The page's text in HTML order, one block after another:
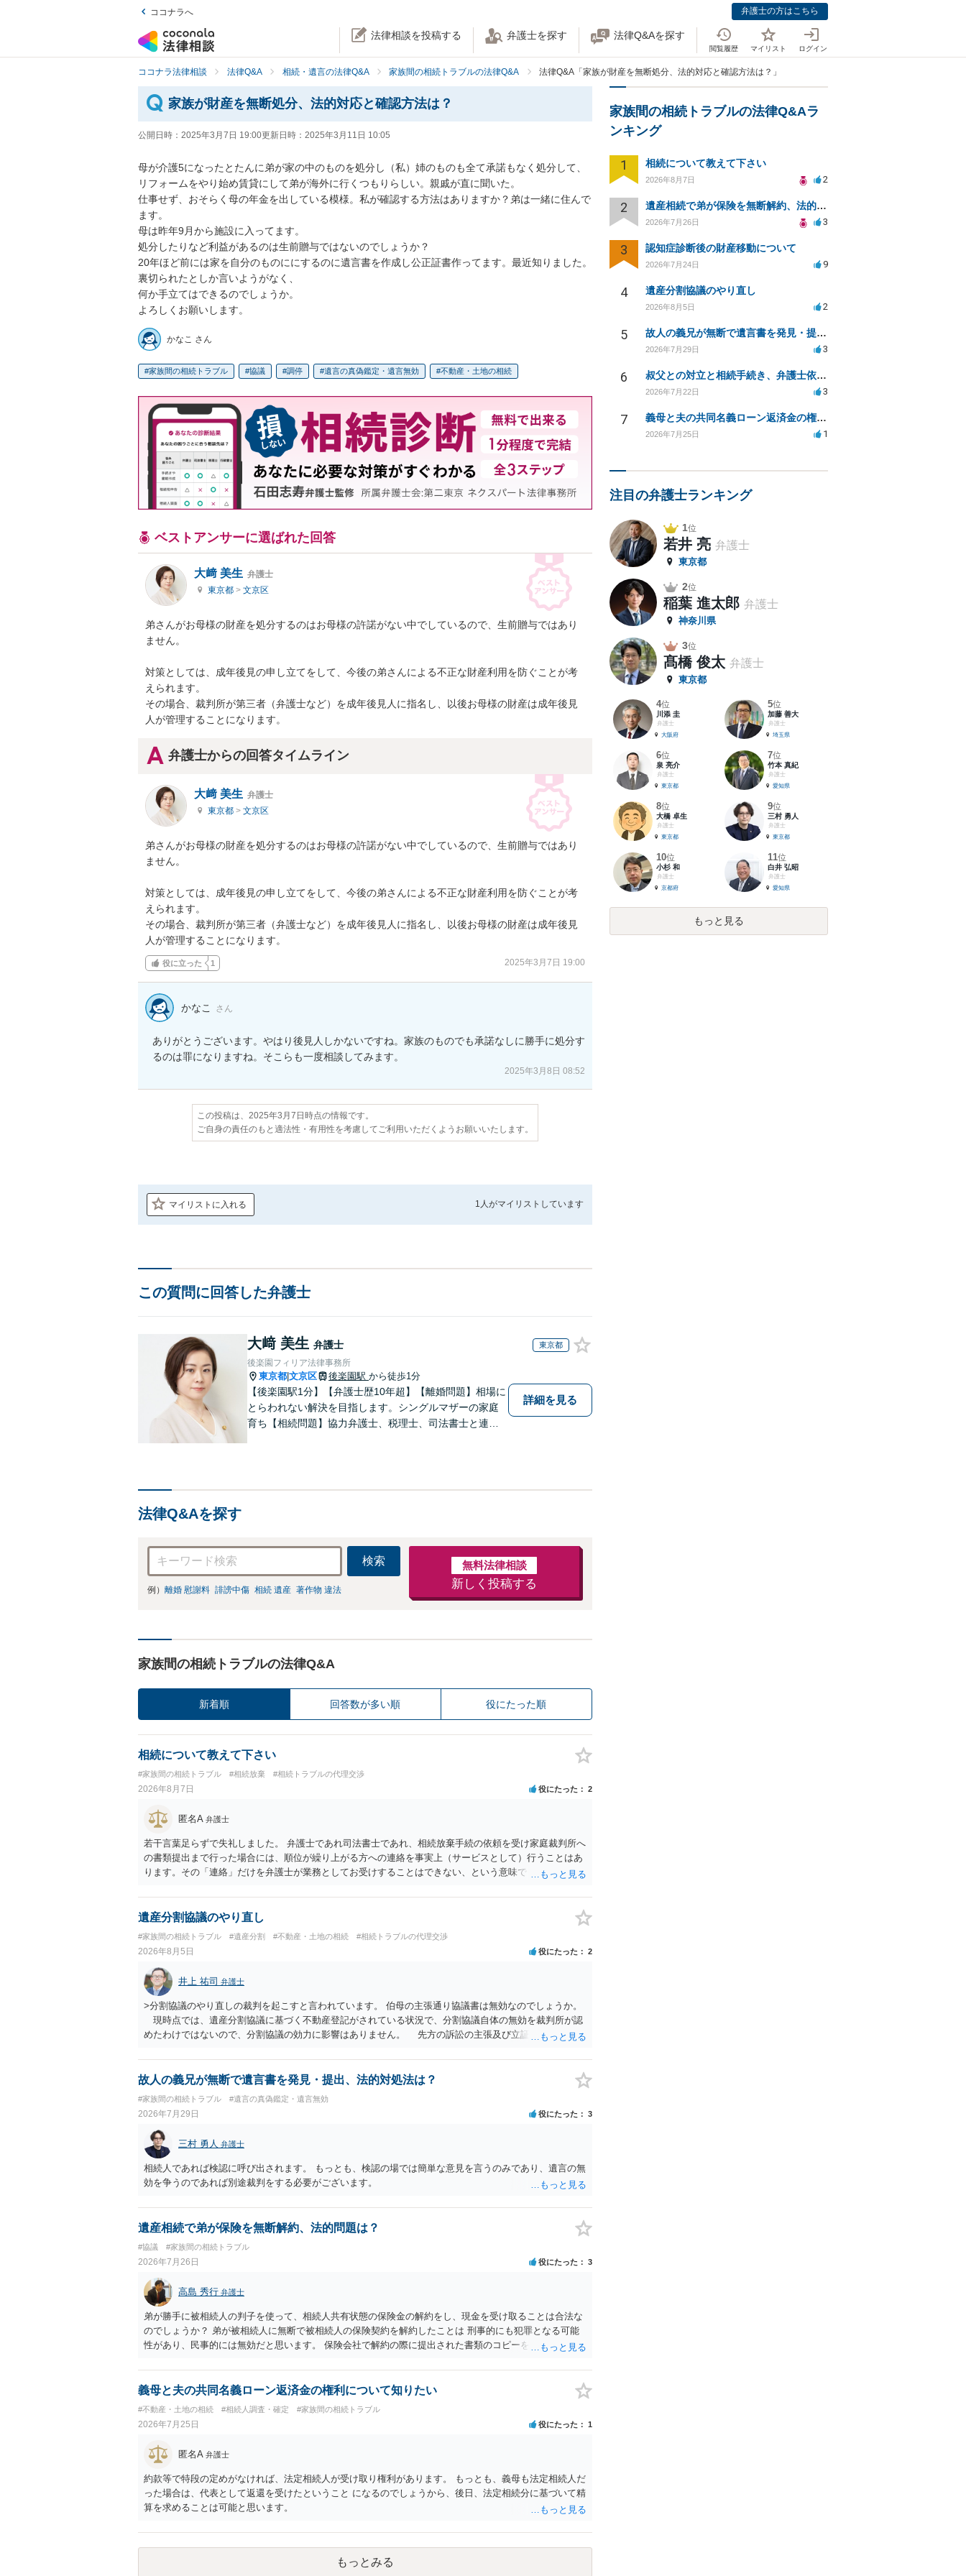
ココナラへ 弁護士の方はこちら
法律相談を投稿する 弁護士を探す 法律Q&Aを探す
閲覧履歴 マイリスト ログイン
ココナラ法律相談 法律Q&A 相続・遺言の法律Q&A 家族間の相続トラブルの法律Q&A 法律Q&A「家族が財産を無断処分、法的対応と確認方法は？」
家族が財産を無断処分、法的対応と確認方法は？
公開日時： 2025年3月7日 19:00更新日時： 2025年3月11日 10:05
母が介護5になったとたんに弟が家の中のものを処分し（私）姉のものも全て承諾もなく処分して、
リフォームをやり始め賃貸にして弟が海外に行くつもりらしい。親戚が直に聞いた。
仕事せず、おそらく母の年金を出している模様。私が確認する方法はありますか？弟は一緒に住んで
ます。
母は昨年9月から施設に入ってます。
処分したりなど利益があるのは生前贈与ではないのでしょうか？
20年ほど前には家を自分のものににするのに遺言書を作成し公正証書作ってます。最近知りました。
裏切られたとしか言いようがなく、
何か手立てはできるのでしょうか。
よろしくお願いします。
かなこ さん
家族間の相続トラブル 協議 調停 遺言の真偽鑑定・遺言無効 不動産・土地の相続
ベストアンサーに選ばれた回答
大﨑 美生 弁護士
東京都 > 文京区
弟さんがお母様の財産を処分するのはお母様の許諾がない中でしているので、生前贈与ではあり
ません。
対策としては、成年後見の申し立てをして、今後の弟さんによる不正な財産利用を防ぐことが考
えられます。
その場合、裁判所が第三者（弁護士など）を成年後見人に指名し、以後お母様の財産は成年後見
人が管理することになります。
弁護士からの回答タイムライン
大﨑 美生 弁護士
東京都 > 文京区
弟さんがお母様の財産を処分するのはお母様の許諾がない中でしているので、生前贈与ではあり
ません。
対策としては、成年後見の申し立てをして、今後の弟さんによる不正な財産利用を防ぐことが考
えられます。
その場合、裁判所が第三者（弁護士など）を成年後見人に指名し、以後お母様の財産は成年後見
人が管理することになります。
役に立った 1 2025年3月7日 19:00
かなこ さん
ありがとうございます。やはり後見人しかないですね。家族のものでも承諾なしに勝手に処分す
るのは罪になりますね。そこらも一度相談してみます。
2025年3月8日 08:52
この投稿は、2025年3月7日時点の情報です。
ご自身の責任のもと適法性・有用性を考慮してご利用いただくようお願いいたします。
マイリストに入れる 1人がマイリストしています
この質問に回答した弁護士
大﨑 美生 弁護士 東京都
後楽園フィリア法律事務所
東京都 文京区 後楽園駅 から徒歩1分
【後楽園駅1分】【弁護士歴10年超】【離婚問題】相場に
とらわれない解決を目指します。シングルマザーの家庭
育ち【相続問題】協力弁護士、税理士、司法書士と連携
詳細を見る
法律Q&Aを探す
検索
例） 離婚 慰謝料 誹謗中傷 相続 遺産 著作物 違法
無料法律相談
新しく投稿する
家族間の相続トラブルの法律Q&A
新着順 回答数が多い順 役にたった順
相続について教えて下さい
#家族間の相続トラブル #相続放棄 #相続トラブルの代理交渉
2026年8月7日 役にたった 2
匿名A 弁護士
若干言葉足らずで失礼しました。 弁護士であれ司法書士であれ、相続放棄手続の依頼を受け家庭裁判所へ
の書類提出まで行った場合には、順位が繰り上がる方への連絡を事実上（サービスとして）行うことはあ
ります。その「連絡」だけを弁護士が業務としてお受けすることはできない、という意味でした。
遺産分割協議のやり直し
#家族間の相続トラブル #遺産分割 #不動産・土地の相続 #相続トラブルの代理交渉
2026年8月5日 役にたった 2
井上 祐司 弁護士
>分割協議のやり直しの裁判を起こすと言われています。 伯母の主張通り協議書は無効なのでしょうか。
現時点では、遺産分割協議に基づく不動産登記がされている状況で、分割協議自体の無効を裁判所が認
めたわけではないので、分割協議の効力に影響はありません。 先方の訴訟の主張及び立証次第ですが、
りますが、 ・伯母様自身が分割協議に加わっていること ・御祖母様の意に反する遺産分割協議を行う実
益が誰にあったかの立証が困難であること からすると、実際に遺産分割協議の効力が否定される可能性は
故人の義兄が無断で遺言書を発見・提出、法的対処法は？
#家族間の相続トラブル #遺言の真偽鑑定・遺言無効
2026年7月29日 役にたった 3
三村 勇人 弁護士
相続人であれば検認に呼び出されます。 もっとも、検認の場では簡単な意見を言うのみであり、遺言の無
効を争うのであれば別途裁判をする必要がございます。
遺産相続で弟が保険を無断解約、法的問題は？
#協議 #家族間の相続トラブル
2026年7月26日 役にたった 3
高島 秀行 弁護士
弟が勝手に被相続人の判子を使って、相続人共有状態の保険金の解約をし、現金を受け取ることは合法な
のでしょうか？ 弟が被相続人に無断で被相続人の保険契約を解約したことは 刑事的にも犯罪となる可能
性があり、民事的には無効だと思います。 保険会社で解約の際に提出された書類のコピーを取得して、弁
義母と夫の共同名義ローン返済金の権利について知りたい
#不動産・土地の相続 #相続人調査・確定 #家族間の相続トラブル
2026年7月25日 役にたった 1
匿名A 弁護士
約款等で特段の定めがなければ、法定相続人が受け取り権利があります。 もっとも、義母も法定相続人だ
った場合は、代表として返還を受けたということ になるのでしょうから、後日、法定相続分に基づいて精
算を求めることは可能と思います。
もっとみる
家族間の相続トラブルの法律Q&Aラ
ンキング
1 相続について教えて下さい
2026年8月7日 2
2 遺産相続で弟が保険を無断解約、法的問題は？
2026年7月26日 3
3 認知症診断後の財産移動について
2026年7月24日 9
4 遺産分割協議のやり直し
2026年8月5日 2
5 故人の義兄が無断で遺言書を発見・提出、法的対処法は？
2026年7月29日 3
6 叔父との対立と相続手続き、弁護士依頼の方法は？
2026年7月22日 3
7 義母と夫の共同名義ローン返済金の権利について知りたい
2026年7月25日 1
注目の弁護士ランキング
1位
若井 亮 弁護士
東京都
2位
稲葉 進太郎 弁護士
神奈川県
3位
髙橋 俊太 弁護士
東京都
4位
川添 圭
弁護士
大阪府
5位
加藤 善大
弁護士
埼玉県
6位
泉 亮介
弁護士
東京都
7位
竹本 真紀
弁護士
愛知県
8位
大橋 卓生
弁護士
東京都
9位
三村 勇人
弁護士
東京都
10位
小杉 和
弁護士
京都府
11位
白井 弘昭
弁護士
愛知県
もっと見る